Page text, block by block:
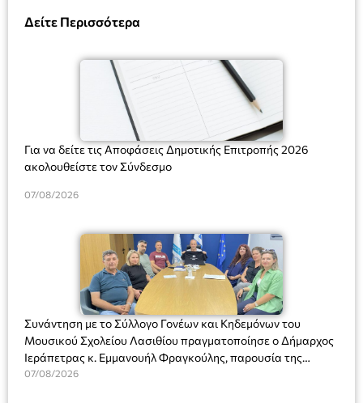
Δείτε Περισσότερα
Για να δείτε τις Αποφάσεις Δημοτικής Επιτροπής 2026
ακολουθείστε τον Σύνδεσμο
07/08/2026
Συνάντηση με το Σύλλογο Γονέων και Κηδεμόνων του
Μουσικού Σχολείου Λασιθίου πραγματοποίησε ο Δήμαρχος
Ιεράπετρας κ. Εμμανουήλ Φραγκούλης, παρουσία της
Διευθύντριας του σχολείου κας Μαριάννας Χαΐτα.
07/08/2026